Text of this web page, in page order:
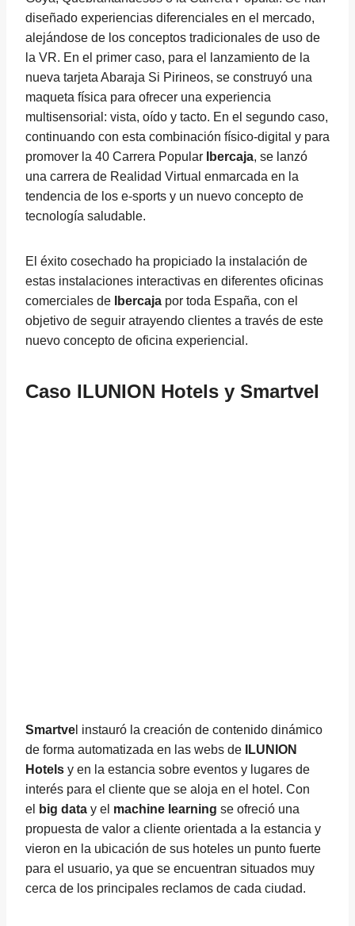
diseñado experiencias diferenciales en el mercado,
alejándose de los conceptos tradicionales de uso de
la VR. En el primer caso, para el lanzamiento de la
nueva tarjeta Abaraja Si Pirineos, se construyó una
maqueta física para ofrecer una experiencia
multisensorial: vista, oído y tacto. En el segundo caso,
continuando con esta combinación físico-digital y para
promover la 40 Carrera Popular
Ibercaja, se lanzó
una carrera de Realidad Virtual enmarcada en la
tendencia de los e-sports y un nuevo concepto de
tecnología saludable.
El éxito cosechado ha propiciado la instalación de
estas instalaciones interactivas en diferentes oficinas
comerciales de
Ibercaja por toda España, con el
objetivo de seguir atrayendo clientes a través de este
nuevo concepto de oficina experiencial.
Caso ILUNION Hotels y Smartvel
Smartve l instauró la creación de contenido dinámico
de forma automatizada en las webs de
ILUNION
Hotels y en la estancia sobre eventos y lugares de
interés para el cliente que se aloja en el hotel. Con
el
big data y el machine learning se ofreció una
propuesta de valor a cliente orientada a la estancia y
vieron en la ubicación de sus hoteles un punto fuerte
para el usuario, ya que se encuentran situados muy
cerca de los principales reclamos de cada ciudad.